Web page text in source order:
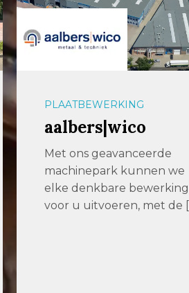
PLAATBEWERKING
aalbers|wico
Met ons geavanceerde
machinepark kunnen we
elke denkbare bewerking
voor u uitvoeren, met de